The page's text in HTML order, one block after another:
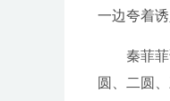
一边夸着诱
秦菲菲请
圆、二圆